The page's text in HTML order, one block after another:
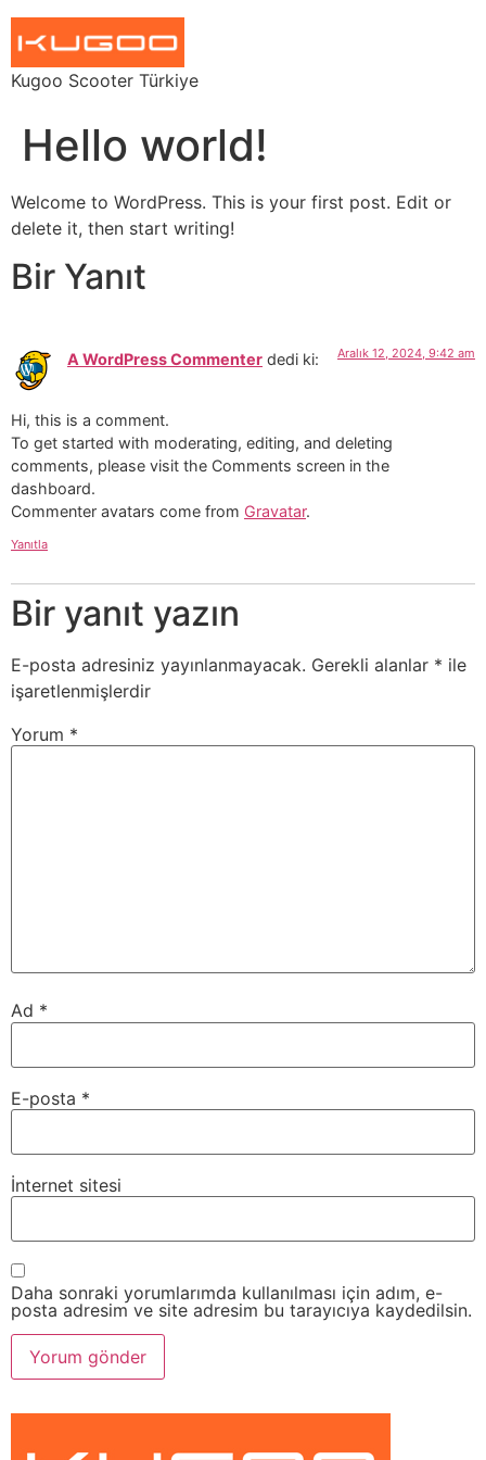
Kugoo Scooter Türkiye
Hello world!
Welcome to WordPress. This is your first post. Edit or
delete it, then start writing!
Bir Yanıt
A WordPress Commenter dedi ki: Aralık 12, 2024, 9:42 am
Hi, this is a comment.
To get started with moderating, editing, and deleting
comments, please visit the Comments screen in the
dashboard.
Commenter avatars come from Gravatar.
Yanıtla
Bir yanıt yazın
E-posta adresiniz yayınlanmayacak. Gerekli alanlar * ile
işaretlenmişlerdir
Yorum *
Ad *
E-posta *
İnternet sitesi
Daha sonraki yorumlarımda kullanılması için adım, e-
posta adresim ve site adresim bu tarayıcıya kaydedilsin.